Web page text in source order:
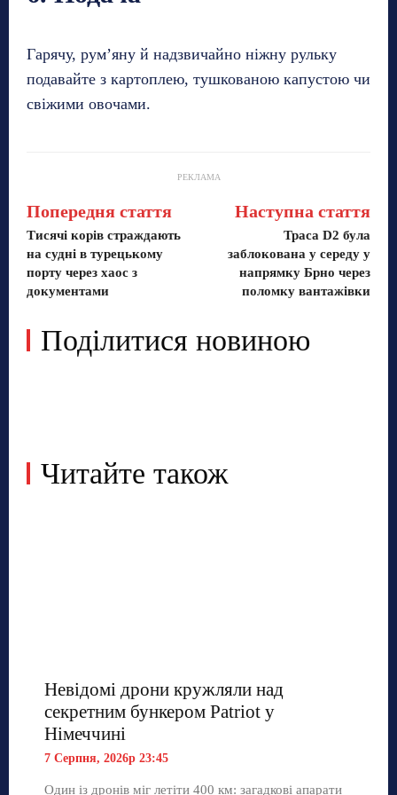
Гарячу, рум’яну й надзвичайно ніжну рульку
подавайте з картоплею, тушкованою капустою чи
свіжими овочами.
РЕКЛАМА
Попередня стаття
Тисячі корів страждають
на судні в турецькому
порту через хаос з
документами
Наступна стаття
Траса D2 була
заблокована у середу у
напрямку Брно через
поломку вантажівки
Поділитися новиною
Читайте також
Невідомі дрони кружляли над
секретним бункером Patriot у
Німеччині
7 Серпня, 2026р 23:45
Один із дронів міг летіти 400 км: загадкові апарати